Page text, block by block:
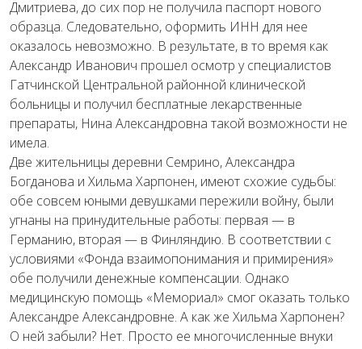
Дмитриева, до сих пор не получила паспорт нового
образца. Следовательно, оформить ИНН для нее
оказалось невозможно. В результате, в то время как
Александр Иванович прошел осмотр у специалистов
Гатчинской Центральной районной клинической
больницы и получил бесплатные лекарственные
препараты, Нина Александровна такой возможности не
имела.
Две жительницы деревни Семрино, Александра
Богданова и Хильма Харпонен, имеют схожие судьбы:
обе совсем юными девушками пережили войну, были
угнаны на принудительные работы: первая — в
Германию, вторая — в Финляндию. В соответствии с
условиями «Фонда взаимопонимания и примирения»
обе получили денежные компенсации. Однако
медицинскую помощь «Мемориал» смог оказать только
Александре Александровне. А как же Хильма Харпонен?
О ней забыли? Нет. Просто ее многочисленные внуки